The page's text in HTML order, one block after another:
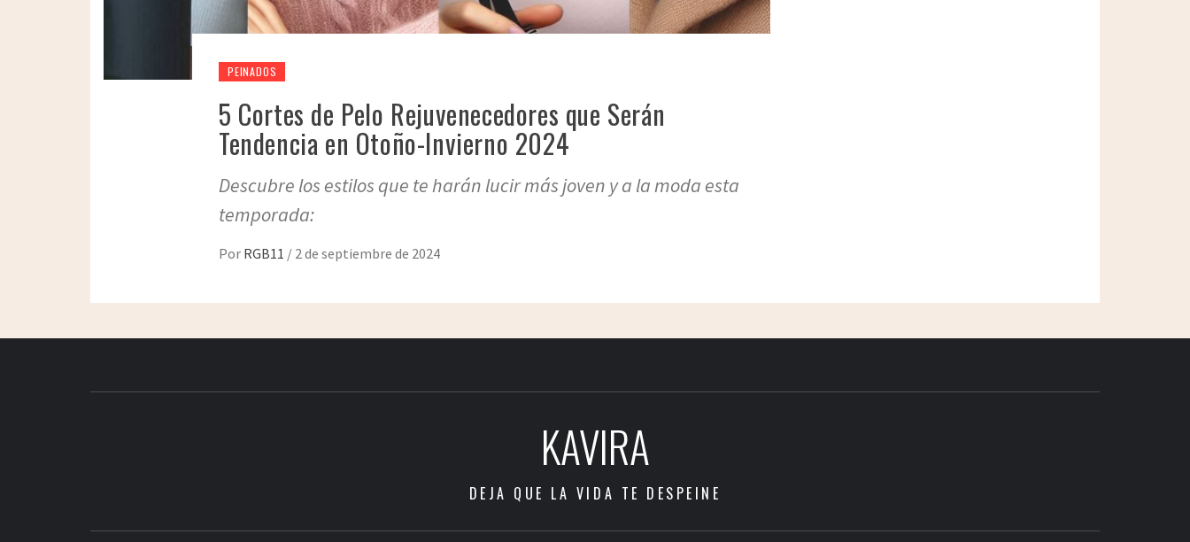
PEINADOS
5 Cortes de Pelo Rejuvenecedores que Serán
Tendencia en Otoño-Invierno 2024
Descubre los estilos que te harán lucir más joven y a la moda esta
temporada:
Por RGB11 / 2 de septiembre de 2024
KAVIRA
DEJA QUE LA VIDA TE DESPEINE